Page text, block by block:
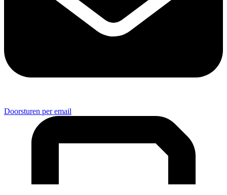
Doorsturen per email